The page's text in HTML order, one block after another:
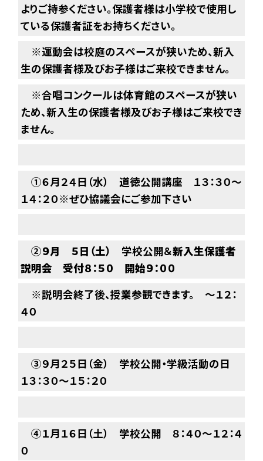
よりご持参ください。保護者様は小学校で使用し
ている保護者証をお持ちください。
※運動会は校庭のスペースが狭いため、新入
生の保護者様及びお子様はご来校できません。
※合唱コンクールは体育館のスペースが狭い
ため、新入生の保護者様及びお子様はご来校でき
ません。
①６月２４日（水） 道徳公開講座 １３：３０～
１４：２０※ぜひ協議会にご参加下さい
②９月 ５日（土） 学校公開＆新入生保護者
説明会
受付８：５０ 開始９：００
※説明会終了後、授業参観できます。 ～１２：
４０
③９月２５日（金） 学校公開・学級活動の日
１３：３０～１５：２０
④１月１６日（土） 学校公開 ８：４０～１２：４
０